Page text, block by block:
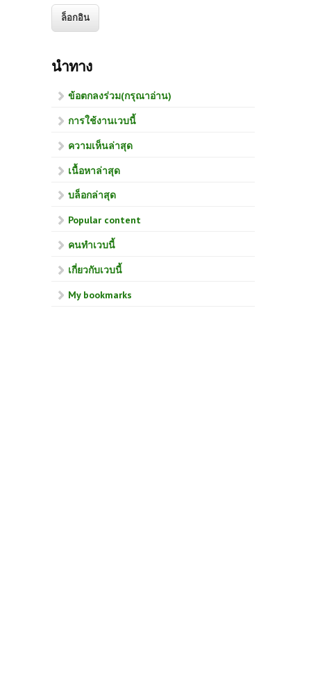
นำทาง
ข้อตกลงร่วม(กรุณาอ่าน)
การใช้งานเวบนี้
ความเห็นล่าสุด
เนื้อหาล่าสุด
บล็อกล่าสุด
Popular content
คนทำเวบนี้
เกี่ยวกับเวบนี้
My bookmarks